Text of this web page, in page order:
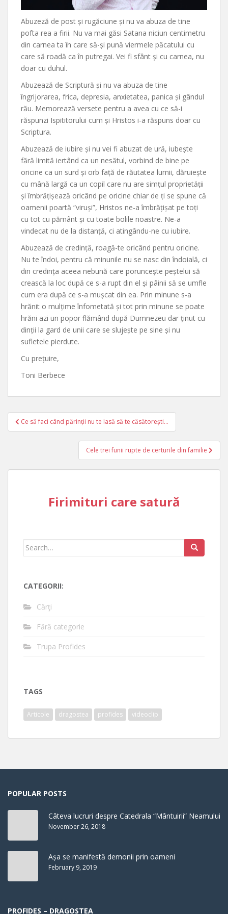
Abuzeză de post și rugăciune și nu va abuza de tine
pofta rea a firii. Nu va mai găsi Satana niciun centimetru
din carnea ta în care să-și pună viermele păcatului cu
care să roadă ca în putregai. Vei fi sfânt și cu carnea, nu
doar cu duhul.
Abuzează de Scriptură și nu va abuza de tine
îngrijorarea, frica, depresia, anxietatea, panica și gândul
rău. Memorează versete pentru a avea cu ce să-i
răspunzi Ispititorului cum și Hristos i-a răspuns doar cu
Scriptura.
Abuzează de iubire și nu vei fi abuzat de ură, iubește
fără limită iertând ca un nesătul, vorbind de bine pe
oricine ca un surd și orb față de răutatea lumii, dăruiește
cu mână largă ca un copil care nu are simțul proprietății
și îmbrățișează oricând pe oricine chiar de ți se spune că
oamenii poartă “viruși”, Hristos ne-a îmbrățișat pe toți
cu tot cu pământ și cu toate bolile noastre. Ne-a
vindecat nu de la distanță, ci atingându-ne cu iubire.
Abuzează de credință, roagă-te oricând pentru oricine.
Nu te îndoi, pentru că minunile nu se nasc din îndoială, ci
din credința aceea nebună care poruncește peștelui să
crească la loc după ce s-a rupt din el și pâinii să se umfle
cum era după ce s-a mușcat din ea. Prin minune s-a
hrănit o mulțime înfometată și tot prin minune se poate
hrăni azi un popor flămând după Dumnezeu dar ținut cu
dinții la gard de unii care se slujește pe sine și nu
sufletele pierdute.
Cu prețuire,
Toni Berbece
Post
navigation
Ce să faci când părinții nu te lasă să te căsătorești…
Cele trei funii rupte de certurile din familie
Firimituri care satură
Search
CATEGORII:
Cărţi
Fără categorie
Trupa Profides
TAGS
Articole dragostea profides videoclip
POPULAR POSTS
Câteva lucruri despre Catedrala “Mântuirii” Neamului
November 26, 2018
Așa se manifestă demonii prin oameni
February 9, 2019
PROFIDES – DRAGOSTEA